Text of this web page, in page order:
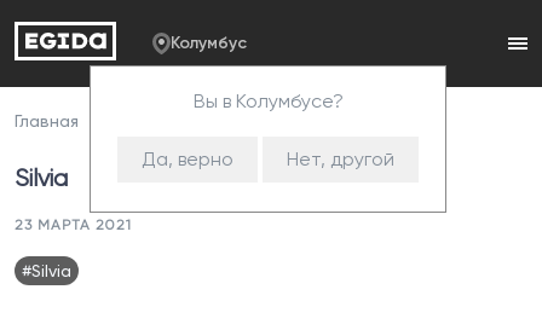
Колумбус
Вы в Колумбусе?
Да, верно Нет, другой
Главная
Silvia
23 МАРТА 2021
#Silvia